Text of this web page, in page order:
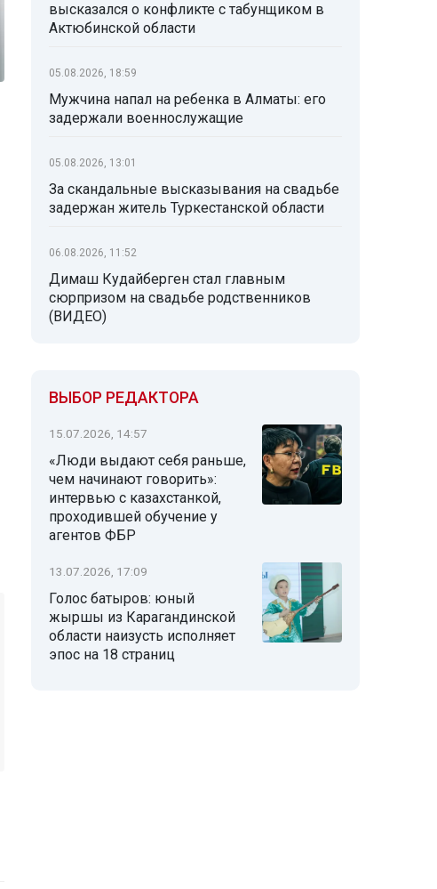
высказался о конфликте с табунщиком в
Актюбинской области
05.08.2026, 18:59
Мужчина напал на ребенка в Алматы: его
задержали военнослужащие
05.08.2026, 13:01
За скандальные высказывания на свадьбе
задержан житель Туркестанской области
06.08.2026, 11:52
Димаш Кудайберген стал главным
сюрпризом на свадьбе родственников
(ВИДЕО)
ВЫБОР РЕДАКТОРА
15.07.2026, 14:57
«Люди выдают себя раньше,
чем начинают говорить»:
интервью с казахстанкой,
проходившей обучение у
агентов ФБР
13.07.2026, 17:09
Голос батыров: юный
жыршы из Карагандинской
области наизусть исполняет
эпос на 18 страниц